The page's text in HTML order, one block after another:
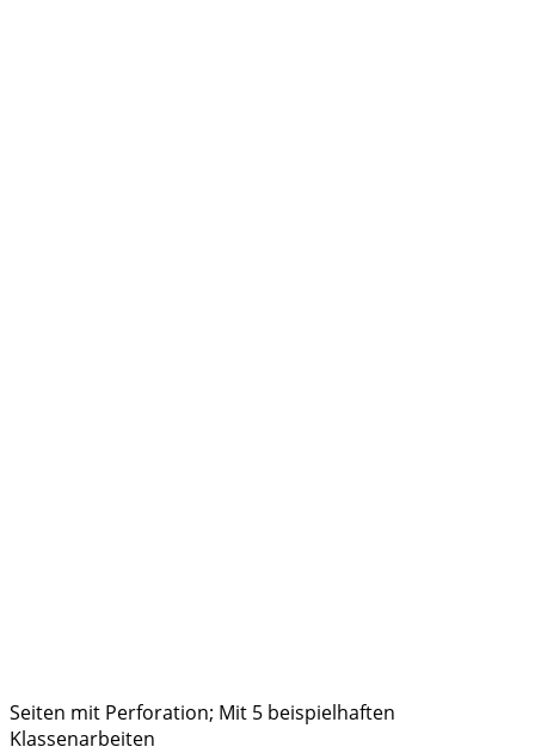
Seiten mit Perforation; Mit 5 beispielhaften
Klassenarbeiten